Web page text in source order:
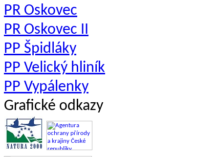
PR Oskovec
PR Oskovec II
PP Špidláky
PP Velický hliník
PP Vypálenky
Grafické odkazy